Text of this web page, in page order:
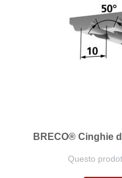
BRECO® Cinghie
Questo